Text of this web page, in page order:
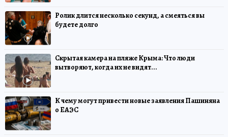
Ролик длится несколько секунд, а смеяться вы
будете долго
Скрытая камера на пляже Крыма: Что люди
вытворяют, когда их не видят...
К чему могут привести новые заявления Пашиняна
о ЕАЭС